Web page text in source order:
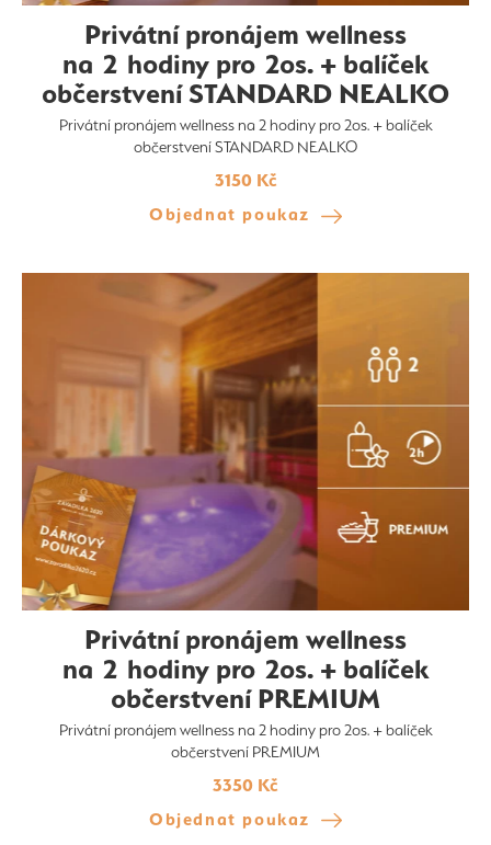
Privátní pronájem wellness
na 2 hodiny pro 2os. + balíček
občerstvení STANDARD NEALKO
Privátní pronájem wellness na 2 hodiny pro 2os. + balíček
občerstvení STANDARD NEALKO
3150 Kč
Objednat poukaz
Privátní pronájem wellness
na 2 hodiny pro 2os. + balíček
občerstvení PREMIUM
Privátní pronájem wellness na 2 hodiny pro 2os. + balíček
občerstvení PREMIUM
3350 Kč
Objednat poukaz